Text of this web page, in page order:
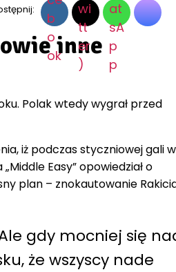
inne
Polak wtedy wygrał przed
iż podczas styczniowej gali w
Easy” opowiedział o
plan – znokautowanie
gdy mocniej się
że wszyscy nade